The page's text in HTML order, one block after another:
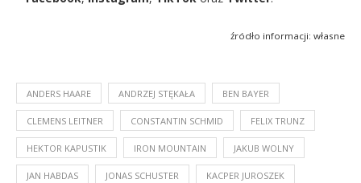
źródło informacji: własne
ANDERS HAARE ANDRZEJ STĘKAŁA BEN BAYER
CLEMENS LEITNER CONSTANTIN SCHMID FELIX TRUNZ
HEKTOR KAPUSTIK IRON MOUNTAIN JAKUB WOLNY
JAN HABDAS JONAS SCHUSTER KACPER JUROSZEK